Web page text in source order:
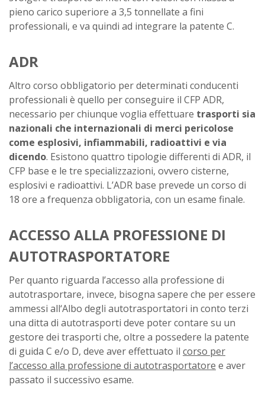
pieno carico superiore a 3,5 tonnellate a fini
professionali, e va quindi ad integrare la patente C.
ADR
Altro corso obbligatorio per determinati conducenti
professionali è quello per conseguire il CFP ADR,
necessario per chiunque voglia effettuare trasporti sia
nazionali che internazionali di merci pericolose
come esplosivi, infiammabili, radioattivi e via
dicendo. Esistono quattro tipologie differenti di ADR, il
CFP base e le tre specializzazioni, ovvero cisterne,
esplosivi e radioattivi. L’ADR base prevede un corso di
18 ore a frequenza obbligatoria, con un esame finale.
ACCESSO ALLA PROFESSIONE DI
AUTOTRASPORTATORE
Per quanto riguarda l’accesso alla professione di
autotrasportare, invece, bisogna sapere che per essere
ammessi all‘Albo degli autotrasportatori in conto terzi
una ditta di autotrasporti deve poter contare su un
gestore dei trasporti che, oltre a possedere la patente
di guida C e/o D, deve aver effettuato il corso per
l’accesso alla professione di autotrasportatore e aver
passato il successivo esame.